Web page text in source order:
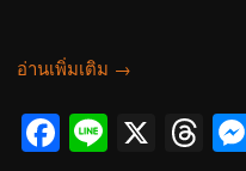
อ่านเพิ่มเติม →
Facebook
Line
X